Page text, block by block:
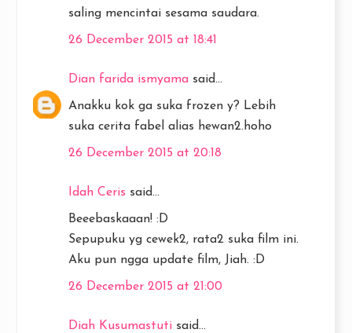
saling mencintai sesama saudara.
26 December 2015 at 18:41
Dian farida ismyama said...
Anakku kok ga suka frozen y? Lebih
suka cerita fabel alias hewan2.hoho
26 December 2015 at 20:18
Idah Ceris said...
Beeebaskaaan! :D
Sepupuku yg cewek2, rata2 suka film ini.
Aku pun ngga update film, Jiah. :D
26 December 2015 at 21:00
Diah Kusumastuti said...